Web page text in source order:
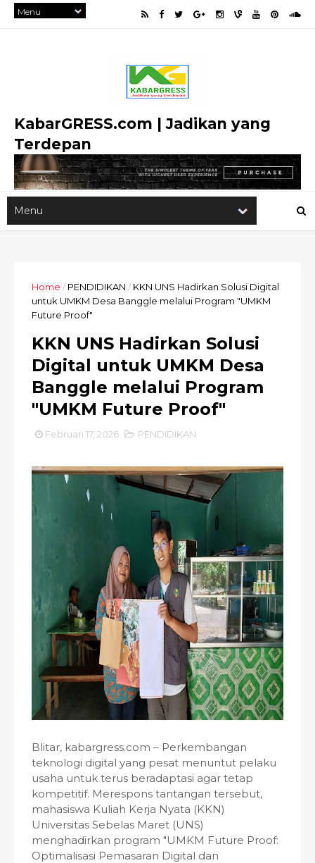
KabarGRESS.com | Jadikan yang
Terdepan
Home / PENDIDIKAN / KKN UNS Hadirkan Solusi Digital
untuk UMKM Desa Banggle melalui Program "UMKM
Future Proof"
KKN UNS Hadirkan Solusi
Digital untuk UMKM Desa
Banggle melalui Program
"UMKM Future Proof"
Februari 17, 2026 PENDIDIKAN
Blitar, kabargress.com – Perkembangan
teknologi digital yang pesat menuntut pelaku
usaha untuk terus beradaptasi agar tetap
kompetitif. Merespons tantangan tersebut,
mahasiswa Kuliah Kerja Nyata (KKN)
Universitas Sebelas Maret (UNS)
menghadirkan program "UMKM Future Proof:
Optimalisasi Pemasaran Digital dan